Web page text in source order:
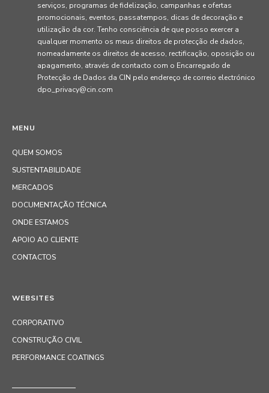
MENU
QUEM SOMOS
SUSTENTABILIDADE
MERCADOS
DOCUMENTAÇÃO TÉCNICA
ONDE ESTAMOS
APOIO AO CLIENTE
CONTACTOS
serviços, programas de fidelização, campanhas e ofertas
promocionais, eventos, passatempos, dicas de decoração e
utilização da cor. Tenho consciência de que posso exercer a
qualquer momento os meus direitos de protecção de dados,
nomeadamente os direitos de acesso, rectificação, oposição ou
apagamento, através de contacto com o Encarregado de
Protecção de Dados da CIN pelo endereço de correio electrónico
dpo_privacy@cin.com
WEBSITES
CORPORATIVO
CONSTRUÇÃO CIVIL
PERFORMANCE COATINGS